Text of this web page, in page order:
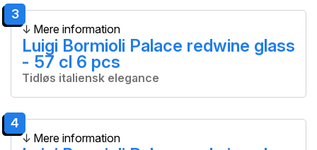
3
Tidløs italiensk elegance
Luigi Bormioli Palace redwine glass
- 57 cl 6 pcs
Mere information
4
Mere information